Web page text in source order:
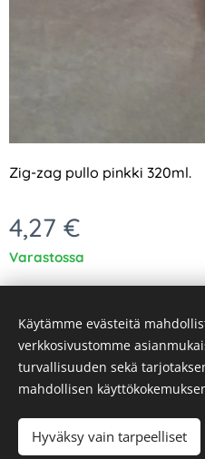
Zig-zag pullo pinkki 320ml.
4,27 €
Varastossa
Lisää
Käytämme evästeitä
verkkosivustomme
turvallisuuden sekä
mahdollisen
Hyväksy vain tarpeelliset